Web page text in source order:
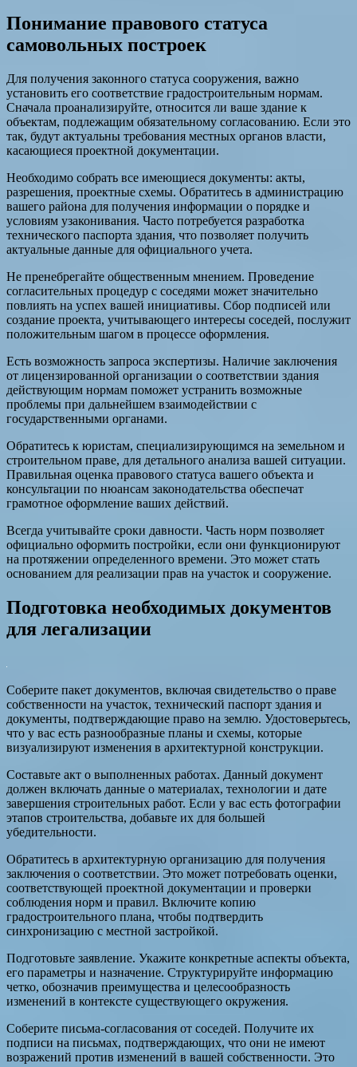
Понимание правового статуса
самовольных построек
Для получения законного статуса сооружения, важно
установить его соответствие градостроительным нормам.
Сначала проанализируйте, относится ли ваше здание к
объектам, подлежащим обязательному согласованию. Если это
так, будут актуальны требования местных органов власти,
касающиеся проектной документации.
Необходимо собрать все имеющиеся документы: акты,
разрешения, проектные схемы. Обратитесь в администрацию
вашего района для получения информации о порядке и
условиям узаконивания. Часто потребуется разработка
технического паспорта здания, что позволяет получить
актуальные данные для официального учета.
Не пренебрегайте общественным мнением. Проведение
согласительных процедур с соседями может значительно
повлиять на успех вашей инициативы. Сбор подписей или
создание проекта, учитывающего интересы соседей, послужит
положительным шагом в процессе оформления.
Есть возможность запроса экспертизы. Наличие заключения
от лицензированной организации о соответствии здания
действующим нормам поможет устранить возможные
проблемы при дальнейшем взаимодействии с
государственными органами.
Обратитесь к юристам, специализирующимся на земельном и
строительном праве, для детального анализа вашей ситуации.
Правильная оценка правового статуса вашего объекта и
консультации по нюансам законодательства обеспечат
грамотное оформление ваших действий.
Всегда учитывайте сроки давности. Часть норм позволяет
официально оформить постройки, если они функционируют
на протяжении определенного времени. Это может стать
основанием для реализации прав на участок и сооружение.
Подготовка необходимых документов
для легализации
Соберите пакет документов, включая свидетельство о праве
собственности на участок, технический паспорт здания и
документы, подтверждающие право на землю. Удостоверьтесь,
что у вас есть разнообразные планы и схемы, которые
визуализируют изменения в архитектурной конструкции.
Составьте акт о выполненных работах. Данный документ
должен включать данные о материалах, технологии и дате
завершения строительных работ. Если у вас есть фотографии
этапов строительства, добавьте их для большей
убедительности.
Обратитесь в архитектурную организацию для получения
заключения о соответствии. Это может потребовать оценки,
соответствующей проектной документации и проверки
соблюдения норм и правил. Включите копию
градостроительного плана, чтобы подтвердить
синхронизацию с местной застройкой.
Подготовьте заявление. Укажите конкретные аспекты объекта,
его параметры и назначение. Структурируйте информацию
четко, обозначив преимущества и целесообразность
изменений в контексте существующего окружения.
Соберите письма-согласования от соседей. Получите их
подписи на письмах, подтверждающих, что они не имеют
возражений против изменений в вашей собственности. Это